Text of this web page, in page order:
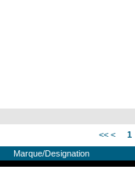
<< < 1
Marque/Designation